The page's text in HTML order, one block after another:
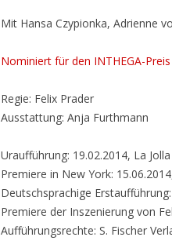
Mit Hansa Czypionka, Adrienne
Nominiert für den INTHEGA-
Regie: Felix Prader
Ausstattung: Anja Furthmann
Uraufführung: 19.02.2014, La
Premiere in New York:
Deutschsprachige
Premiere der Inszenierung von
Aufführungsrechte: S. Fischer